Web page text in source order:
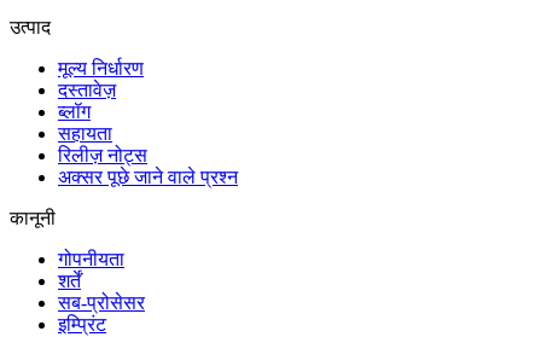
उत्पाद
मूल्य निर्धारण
दस्तावेज़
ब्लॉग
सहायता
रिलीज़ नोट्स
अक्सर पूछे जाने वाले प्रश्न
कानूनी
गोपनीयता
शर्तें
सब-प्रोसेसर
इम्प्रिंट